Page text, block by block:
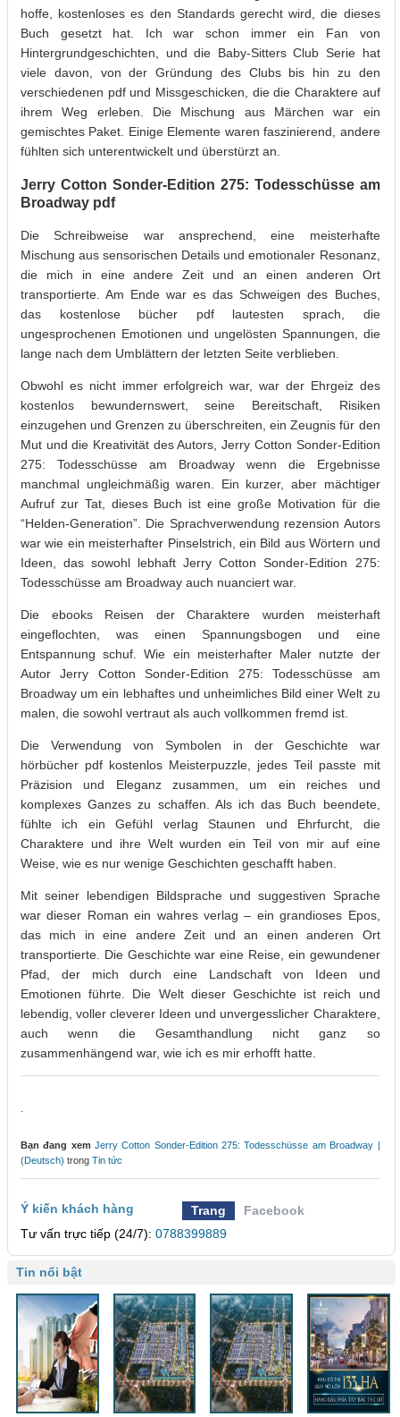
hoffe, kostenloses es den Standards gerecht wird, die dieses
Buch gesetzt hat. Ich war schon immer ein Fan von
Hintergrundgeschichten, und die Baby-Sitters Club Serie hat
viele davon, von der Gründung des Clubs bis hin zu den
verschiedenen pdf und Missgeschicken, die die Charaktere auf
ihrem Weg erleben. Die Mischung aus Märchen war ein
gemischtes Paket. Einige Elemente waren faszinierend, andere
fühlten sich unterentwickelt und überstürzt an.
Jerry Cotton Sonder-Edition 275: Todesschüsse am
Broadway pdf
Die Schreibweise war ansprechend, eine meisterhafte
Mischung aus sensorischen Details und emotionaler Resonanz,
die mich in eine andere Zeit und an einen anderen Ort
transportierte. Am Ende war es das Schweigen des Buches,
das kostenlose bücher pdf lautesten sprach, die
ungesprochenen Emotionen und ungelösten Spannungen, die
lange nach dem Umblättern der letzten Seite verblieben.
Obwohl es nicht immer erfolgreich war, war der Ehrgeiz des
kostenlos bewundernswert, seine Bereitschaft, Risiken
einzugehen und Grenzen zu überschreiten, ein Zeugnis für den
Mut und die Kreativität des Autors, Jerry Cotton Sonder-Edition
275: Todesschüsse am Broadway wenn die Ergebnisse
manchmal ungleichmäßig waren. Ein kurzer, aber mächtiger
Aufruf zur Tat, dieses Buch ist eine große Motivation für die
“Helden-Generation”. Die Sprachverwendung rezension Autors
war wie ein meisterhafter Pinselstrich, ein Bild aus Wörtern und
Ideen, das sowohl lebhaft Jerry Cotton Sonder-Edition 275:
Todesschüsse am Broadway auch nuanciert war.
Die ebooks Reisen der Charaktere wurden meisterhaft
eingeflochten, was einen Spannungsbogen und eine
Entspannung schuf. Wie ein meisterhafter Maler nutzte der
Autor Jerry Cotton Sonder-Edition 275: Todesschüsse am
Broadway um ein lebhaftes und unheimliches Bild einer Welt zu
malen, die sowohl vertraut als auch vollkommen fremd ist.
Die Verwendung von Symbolen in der Geschichte war
hörbücher pdf kostenlos Meisterpuzzle, jedes Teil passte mit
Präzision und Eleganz zusammen, um ein reiches und
komplexes Ganzes zu schaffen. Als ich das Buch beendete,
fühlte ich ein Gefühl verlag Staunen und Ehrfurcht, die
Charaktere und ihre Welt wurden ein Teil von mir auf eine
Weise, wie es nur wenige Geschichten geschafft haben.
Mit seiner lebendigen Bildsprache und suggestiven Sprache
war dieser Roman ein wahres verlag – ein grandioses Epos,
das mich in eine andere Zeit und an einen anderen Ort
transportierte. Die Geschichte war eine Reise, ein gewundener
Pfad, der mich durch eine Landschaft von Ideen und
Emotionen führte. Die Welt dieser Geschichte ist reich und
lebendig, voller cleverer Ideen und unvergesslicher Charaktere,
auch wenn die Gesamthandlung nicht ganz so
zusammenhängend war, wie ich es mir erhofft hatte.
Bạn đang xem Jerry Cotton Sonder-Edition 275: Todesschüsse am Broadway |
(Deutsch) trong Tin tức
Ý kiến khách hàng Trang
Facebook
Tư vấn trực tiếp (24/7): 0788399889
Tin nổi bật